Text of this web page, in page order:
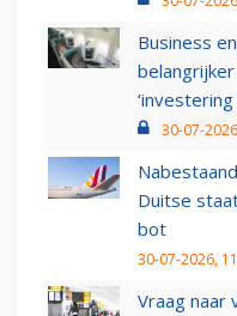
Business
30-07-
Duitse
bot
30-07-2026,
Vraag naar